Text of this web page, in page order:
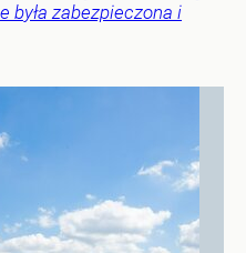
była zabezpieczona i